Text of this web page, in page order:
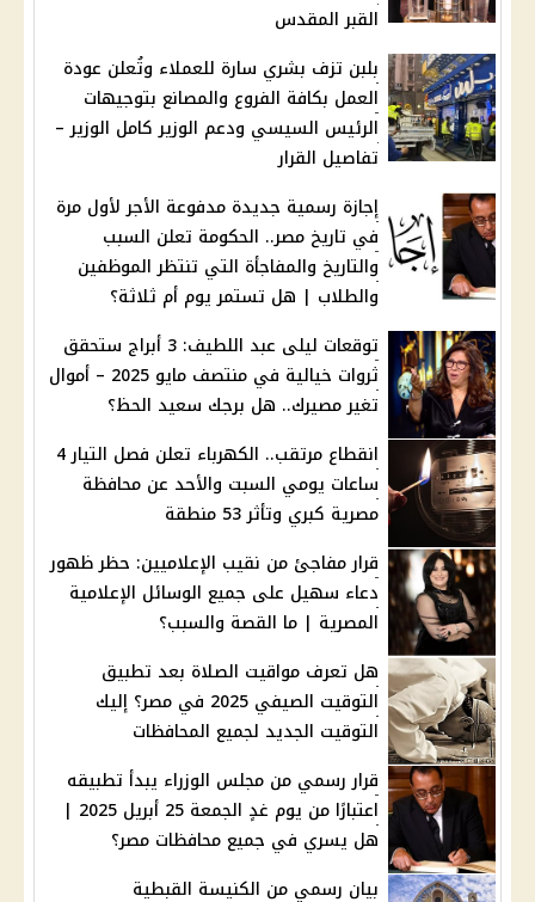
القبر المقدس
بلبن تزف بشري سارة للعملاء وتُعلن عودة
العمل بكافة الفروع والمصانع بتوجيهات
الرئيس السيسي ودعم الوزير كامل الوزير –
تفاصيل القرار
إجازة رسمية جديدة مدفوعة الأجر لأول مرة
في تاريخ مصر.. الحكومة تعلن السبب
والتاريخ والمفاجأة التي تنتظر الموظفين
والطلاب | هل تستمر يوم أم ثلاثة؟
توقعات ليلى عبد اللطيف: 3 أبراج ستحقق
ثروات خيالية في منتصف مايو 2025 – أموال
تغير مصيرك.. هل برجك سعيد الحظ؟
انقطاع مرتقب.. الكهرباء تعلن فصل التيار 4
ساعات يومي السبت والأحد عن محافظة
مصرية كبري وتأثر 53 منطقة
قرار مفاجئ من نقيب الإعلاميين: حظر ظهور
دعاء سهيل على جميع الوسائل الإعلامية
المصرية | ما القصة والسبب؟
هل تعرف مواقيت الصلاة بعد تطبيق
التوقيت الصيفي 2025 في مصر؟ إليك
التوقيت الجديد لجميع المحافظات
قرار رسمي من مجلس الوزراء يبدأ تطبيقه
اعتبارًا من يوم غدٍ الجمعة 25 أبريل 2025 |
هل يسري في جميع محافظات مصر؟
بيان رسمي من الكنيسة القبطية